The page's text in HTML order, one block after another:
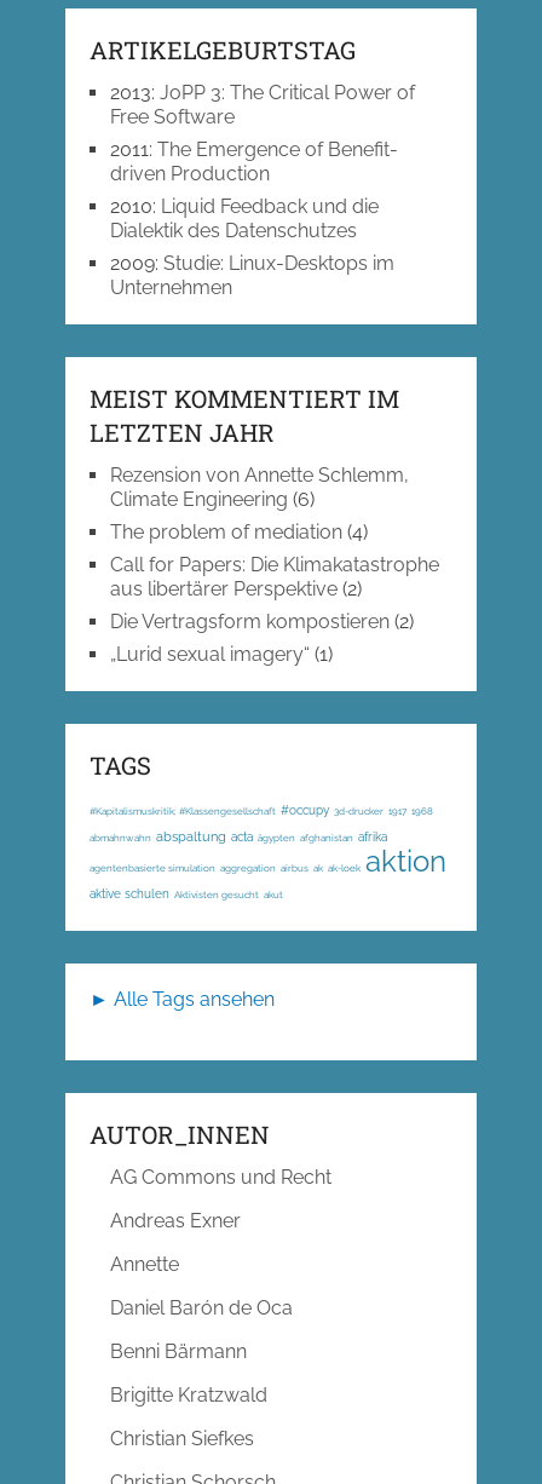
ARTIKELGEBURTSTAG
2013: JoPP 3: The Critical Power of
Free Software
2011: The Emergence of Benefit-
driven Production
2010: Liquid Feedback und die
Dialektik des Datenschutzes
2009: Studie: Linux-Desktops im
Unternehmen
MEIST KOMMENTIERT IM
LETZTEN JAHR
Rezension von Annette Schlemm,
Climate Engineering (6)
The problem of mediation(4)
Call for Papers: Die Klimakatastrophe
aus libertärer Perspektive(2)
Die Vertragsform kompostieren(2)
„Lurid sexual imagery“ (1)
TAGS
#Kapitalismuskritik; #Klassengesellschaft #occupy 3d-drucker 1917 1968
abmahnwahn abspaltung acta ägypten afghanistan afrika
agentenbasierte simulation aggregation airbus ak ak-loek aktion
aktive schulen Aktivisten gesucht akut
► Alle Tags ansehen
AUTOR_INNEN
AG Commons und Recht
Andreas Exner
Annette
Daniel Barón de Oca
Benni Bärmann
Brigitte Kratzwald
Christian Siefkes